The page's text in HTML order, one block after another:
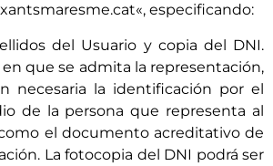
«, especificando:
del Usuario y copia del DNI.
en que se admita la representación,
necesaria la identificación por el
de la persona que representa al
el documento acreditativo de
La fotocopia del DNI podrá ser